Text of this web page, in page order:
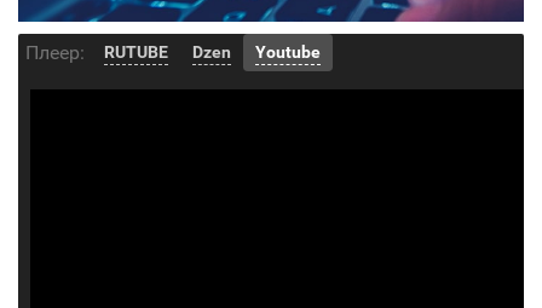
Плеер: RUTUBE Dzen Youtube